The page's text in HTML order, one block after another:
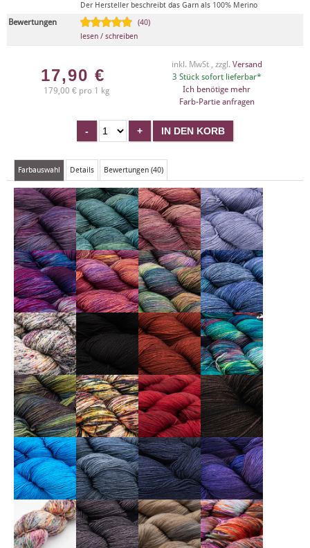
Der Hersteller beschreibt das Garn als 100% Merino
Bewertungen
(40)
lesen / schreiben
17,90 €
179,00 € pro 1 kg
inkl. MwSt , zzgl. Versand
3 Stück sofort lieferbar*
Ich benötige mehr
Farb-Partie anfragen
Farbauswahl Details Bewertungen (40)